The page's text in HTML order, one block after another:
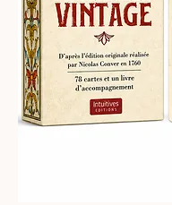
Prix
14,90 €